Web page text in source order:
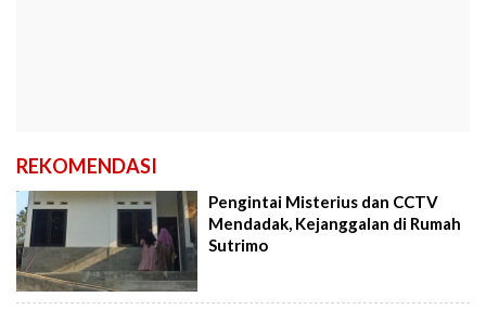
REKOMENDASI
Pengintai Misterius dan CCTV
Mendadak, Kejanggalan di Rumah
Sutrimo